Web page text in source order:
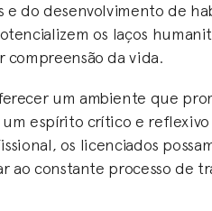
e do desenvolvimento de
os laços
da vida.
um ambiente que
espírito crítico e
os licenciados
ao constante processo de